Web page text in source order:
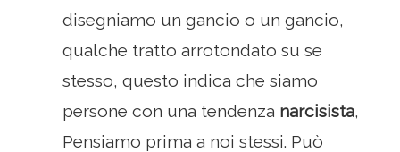
disegniamo un gancio o un gancio,
qualche tratto arrotondato su se
stesso, questo indica che siamo
persone con una tendenza narcisista,
Pensiamo prima a noi stessi. Può